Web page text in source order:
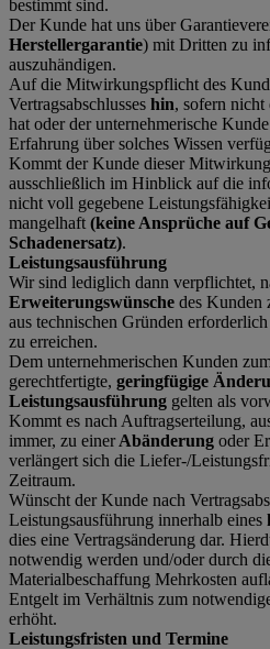
bestimmt sind.
Der Kunde hat uns über
Herstellergarantie) mit Dritten zu
auszuhändigen.
Auf die Mitwirkungspflicht des
Vertragsabschlusses hin, sofern
hat oder der unternehmerische
Erfahrung über solches Wissen
Kommt der Kunde dieser
ausschließlich im Hinblick auf die
nicht voll gegebene
mangelhaft (keine Ansprüche auf
Schadenersatz).
Leistungsausführung
Wir sind lediglich dann verpflichtet,
Erweiterungswünsche des Kunden
aus technischen Gründen
zu erreichen.
Dem unternehmerischen Kunden
gerechtfertigte, geringfügige
Leistungsausführung gelten als
Kommt es nach Auftragserteilung,
immer, zu einerAbänderung oder
verlängert sich die Liefer-/
Zeitraum.
Wünscht der Kunde nach
Leistungsausführung innerhalb eines
dies eine Vertragsänderung dar.
notwendig werden und/oder durch
Materialbeschaffung Mehrkosten
Entgelt im Verhältnis zum
erhöht.
Leistungsfristen und Termine